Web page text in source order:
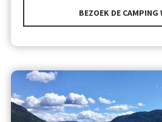
BEZOEK DE CAMPING